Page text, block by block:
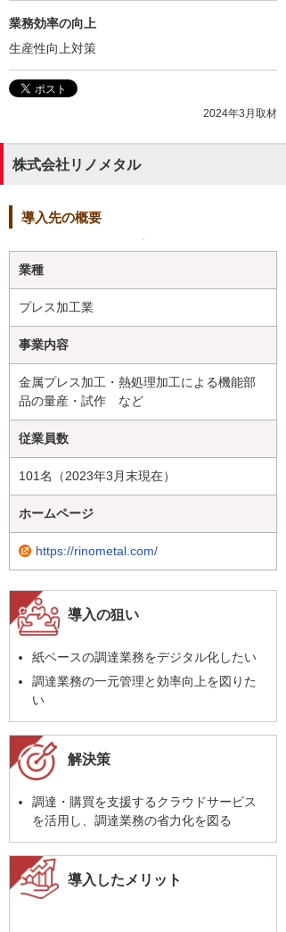
業務効率の向上
生産性向上対策
2024年3月取材
株式会社リノメタル
導入先の概要
業種
プレス加工業
事業内容
金属プレス加工・熱処理加工による機能部
品の量産・試作 など
従業員数
101名（2023年3月末現在）
ホームページ
https://rinometal.com/
導入の狙い
紙ベースの調達業務をデジタル化したい
調達業務の一元管理と効率向上を図りた
い
解決策
調達・購買を支援するクラウドサービス
を活用し、調達業務の省力化を図る
導入したメリット